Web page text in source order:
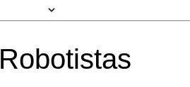
Robotistas